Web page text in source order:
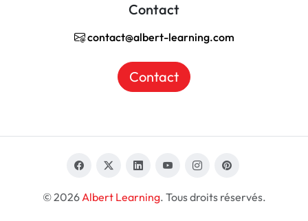
Contact
contact@albert-learning.com
Contact
© 2026Albert Learning. Tous droits réservés.